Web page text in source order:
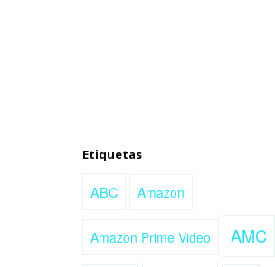
Etiquetas
ABC Amazon
Amazon Prime Video AMC